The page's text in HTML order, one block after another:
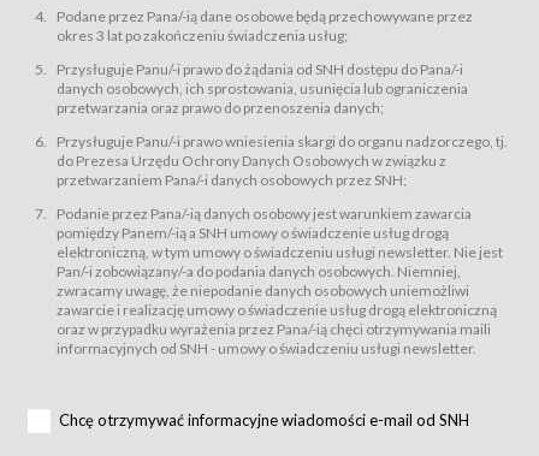
usługę utrzymywania konta użytkownika w Serwisie,
usługę newsletter,
usługę zawierania na odległość umów nabycia Karnetów i Biletów,
usługę zawierania na odległość umów sprzedaży w Sklepie.
dnia 18 lipca 2002 r. o świadczeniu usług drogą elektroniczną (Dz.U. z 2002
r., Nr 144, poz. 1204, z późń. zm.). Usługi świadczone są nieodpłatnie.
Na zasadach określonych w Regulaminie dostęp do Serwisu jest otwarty dla
Usługobiorca przed rozpoczęciem korzystania z Serwisu jest zobowiązany
zapoznać się z Regulaminem. Założenie konta w Serwisie oraz zamówienie
usługi newsletter za pośrednictwem przeznaczonego do tego formularza
zamieszczonego na stronach Serwisu dostępnych dla wszystkich
Usługobiorców wymaga akceptacji postanowień Regulaminu.
Usługobiorca zobowiązany jest do przestrzegania postanowień Regulaminu
od chwili rozpoczęcia korzystania z Serwisu.
Regulamin jest udostępniony Usługobiorcom nieodpłatnie za
Warunki techniczne korzystania z Usług
Podane przez Pana/-ią dane osobowe będą przechowywane przez
okres 3 lat po zakończeniu świadczenia usług;
Przysługuje Panu/-i prawo do żądania od SNH dostępu do Pana/-i
danych osobowych, ich sprostowania, usunięcia lub ograniczenia
przetwarzania oraz prawo do przenoszenia danych;
Przysługuje Panu/-i prawo wniesienia skargi do organu nadzorczego, tj.
do Prezesa Urzędu Ochrony Danych Osobowych w związku z
przetwarzaniem Pana/-i danych osobowych przez SNH;
Podanie przez Pana/-ią danych osobowy jest warunkiem zawarcia
pomiędzy Panem/-ią a SNH umowy o świadczenie usług drogą
elektroniczną, w tym umowy o świadczeniu usługi newsletter. Nie jest
Pan/-i zobowiązany/-a do podania danych osobowych. Niemniej,
zwracamy uwagę, że niepodanie danych osobowych uniemożliwi
zawarcie i realizację umowy o świadczenie usług drogą elektroniczną
oraz w przypadku wyrażenia przez Pana/-ią chęci otrzymywania maili
informacyjnych od SNH - umowy o świadczeniu usługi newsletter.
Chcę otrzymywać informacyjne wiadomości e-mail od SNH